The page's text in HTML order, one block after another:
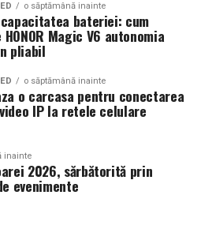
o săptămână inainte
bateriei: cum
Magic V6 autonomia
pliabil
o săptămână inainte
o carcasa pentru conectarea
IP la retele celulare
inainte
2026, sărbătorită prin
evenimente